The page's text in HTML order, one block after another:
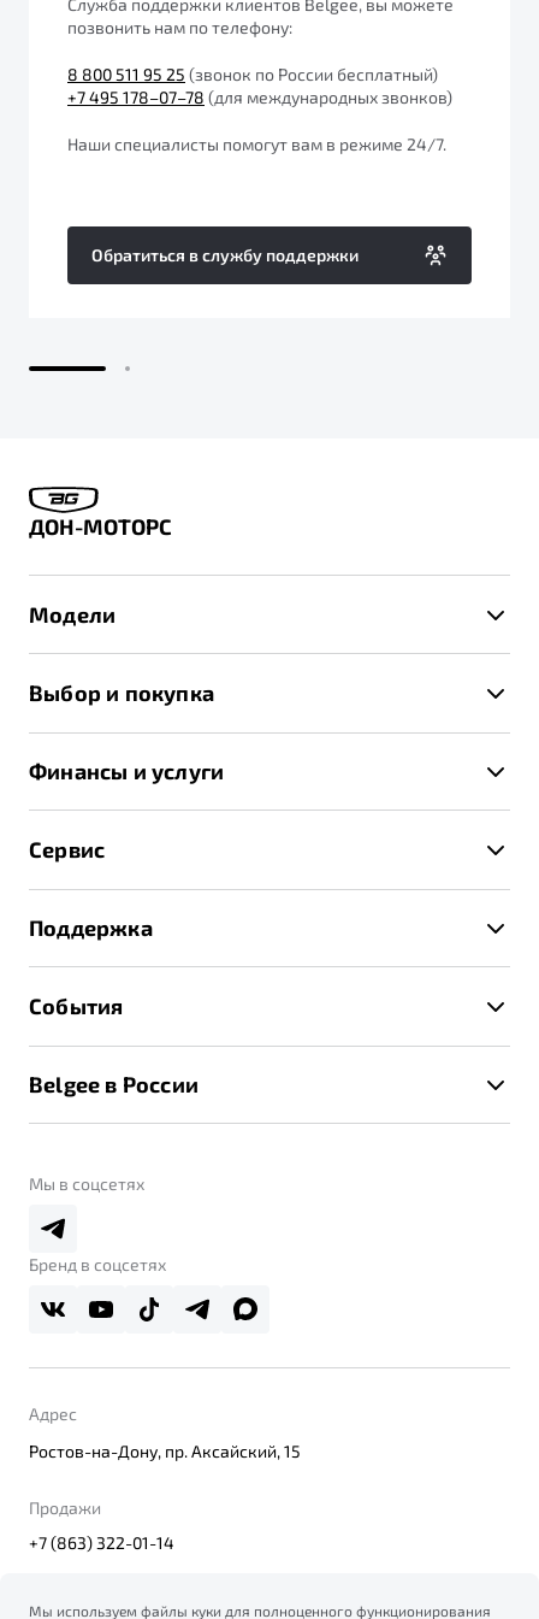
от 1 699 990 ₽*
Обзор В наличии
X70
Обзор
Автокредит
Спецпредложения
Будьте еще более уверены на дорогах с программой
Калькулятор ТО
Служба поддержки клиентов Belgee, вы можете
позвонить нам по телефону:
8 800 511 95 25 (звонок по России бесплатный)
+7 495 178–07–78 (для международных звонков)
Наши специалисты помогут вам в режиме 24/7.
Обратиться в службу поддержки
ДОН-МОТОРС
Модели
X70
Выбор и покупка
Спецпредложения и Акции
Записаться на тест-драйв
Получить предложение
Финансы и услуги
Трейд-ин
Страхование
Расчет КАСКО
Сервис
Руководство по эксплуатации
Техническое обслуживание
Калькулятор ТО
Поддержка
Помощь на дорогах
Belgee Линк
Belgee Плюс
Реферальная программа
События
Контакты
Belgee в России
О дилерском центре
Правовая информация
Мы в соцсетях
Бренд в соцсетях
Адрес
Ростов-на-Дону, пр. Аксайский, 15
Продажи
+7 (863) 322-01-14
Мы используем файлы куки для полноценного функционирования